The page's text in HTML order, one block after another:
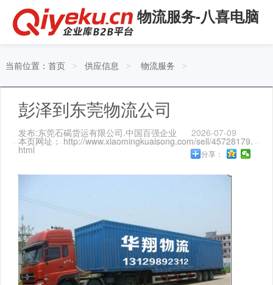
物流服务-八喜电脑
当前位置： 首页 > 供应信息 > 物流服务 >
彭泽到东莞物流公司
发布:东莞石碣货运有限公司.中国百强企业 2026-07-09
本页网址： http://www.xiaomingkuaisong.com/sell/45728179.
html 分享：